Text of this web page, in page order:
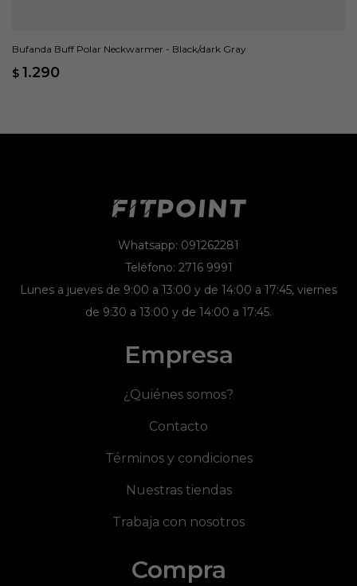
Bufanda Buff Polar Neckwarmer - Black/dark Gray
$ 1.290
Whatsapp: 091262281
Teléfono: 2716 9991
Lunes a jueves de 9:00 a 13:00 y de 14:00 a 17:45, viernes
de 9:30 a 13:00 y de 14:00 a 17:45.
Empresa
¿Quiénes somos?
Contacto
Términos y condiciones
Nuestras tiendas
Trabaja con nosotros
Compra